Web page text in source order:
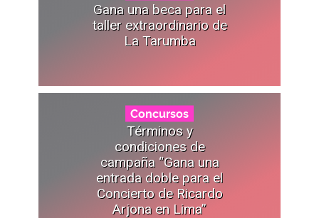
Gana una beca para el
taller extraordinario de
La Tarumba
Concursos
Términos y
condiciones de
campaña “Gana una
entrada doble para el
Concierto de Ricardo
Arjona en Lima”